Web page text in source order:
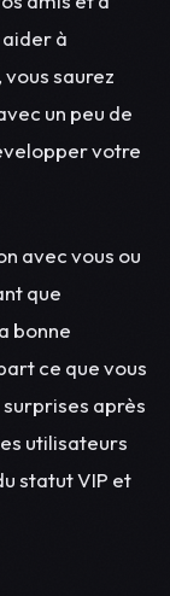
à
saurez
un peu de
votre
avec vous ou
que
bonne
ce que vous
surprises après
utilisateurs
statut VIP et